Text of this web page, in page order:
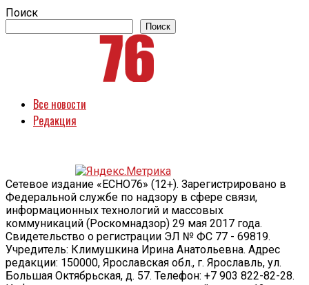
Поиск
Поиск
Все новости
Редакция
Сетевое издание «ECHO76» (12+). Зарегистрировано в
Федеральной службе по надзору в сфере связи,
информационных технологий и массовых
коммуникаций (Роскомнадзор) 29 мая 2017 года.
Свидетельство о регистрации ЭЛ № ФС 77 - 69819.
Учредитель: Климушкина Ирина Анатольевна. Адрес
редакции: 150000, Ярославская обл., г. Ярославль, ул.
Большая Октябрьская, д. 57. Телефон: +7 903 822-82-28.